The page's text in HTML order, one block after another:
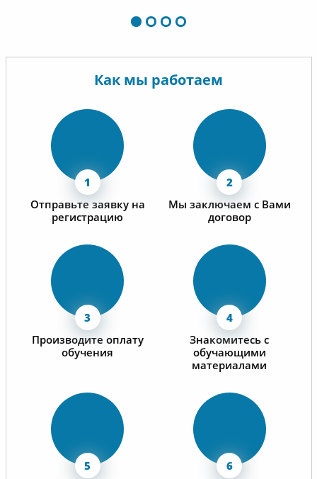
Как мы работаем
Отправьте заявку на
регистрацию
Мы заключаем с Вами
договор
Производите оплату
обучения
Знакомитесь с
обучающими
материалами